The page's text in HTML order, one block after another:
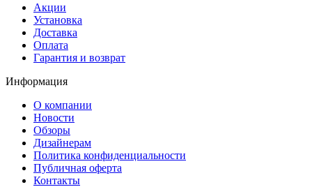
Акции
Установка
Доставка
Оплата
Гарантия и возврат
Информация
О компании
Новости
Обзоры
Дизайнерам
Политика конфиденциальности
Публичная оферта
Контакты